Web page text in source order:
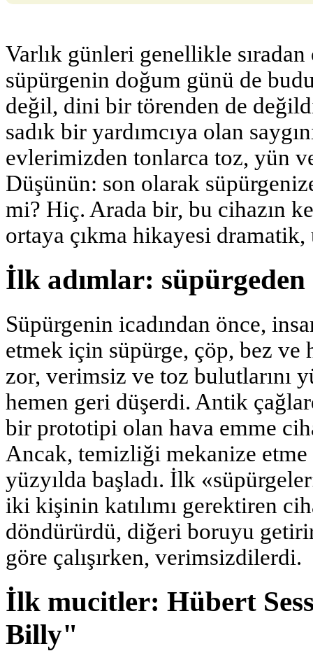
Varlık günleri genellikle sıradan
süpürgenin doğum günü de
değil, dini bir törenden de
sadık bir yardımcıya olan
evlerimizden tonlarca toz, yün
Düşünün: son olarak
mi? Hiç. Arada bir, bu cihazın
ortaya çıkma hikayesi
İlk adımlar:
Süpürgenin icadından önce,
etmek için süpürge, çöp, bez ve
zor, verimsiz ve toz bulutlarını
hemen geri düşerdi. Antik
bir prototipi olan hava emme
Ancak, temizliği mekanize
yüzyılda başladı. İlk
iki kişinin katılımı gerektiren
döndürürdü, diğeri boruyu
göre çalışırken, verimsizdilerdi.
İlk mucitler: Hübert
Billy"